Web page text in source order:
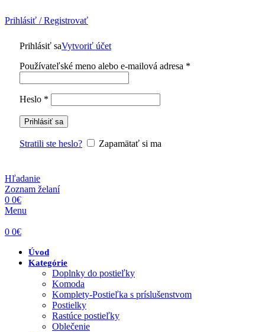
Prihlásiť / Registrovať
Prihlásiť saVytvoriť účet
Používateľské meno alebo e-mailová adresa *
Heslo *
Prihlásiť sa
Stratili ste heslo? Zapamätať si ma
Hľadanie
Zoznam želaní
0 0€
Menu
0 0€
Úvod
Kategórie
Doplnky do postieľky
Komoda
Komplety-Postieľka s príslušenstvom
Postielky
Rastúce postieľky
Oblečenie